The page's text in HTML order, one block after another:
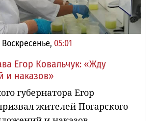
Воскресенье, 05:01
Егор Ковальчук: «Жду
и наказов»
губернатора Егор
жителей Погарского